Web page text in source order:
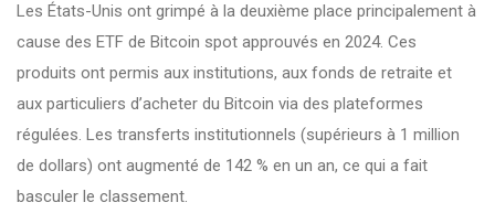
Les États-Unis ont grimpé à la deuxième place principalement à
cause des ETF de Bitcoin spot approuvés en 2024. Ces
produits ont permis aux institutions, aux fonds de retraite et
aux particuliers d’acheter du Bitcoin via des plateformes
régulées. Les transferts institutionnels (supérieurs à 1 million
de dollars) ont augmenté de 142 % en un an, ce qui a fait
basculer le classement.